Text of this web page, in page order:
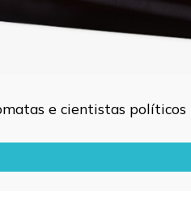
e cientistas